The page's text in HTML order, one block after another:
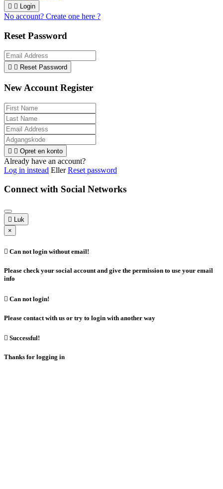
  Login
No account? Create one here ?
Reset Password
  Reset Password
New Account Register
  Opret en konto
Already have an account?
Log in instead EllerReset password
Connect with Social Networks
 Luk
×
 Can not login without email!
Please check your social account and give the permission to use your email
info
 Can not login!
Please contact with us or try to login with another way
 Successful!
Thanks for logging in